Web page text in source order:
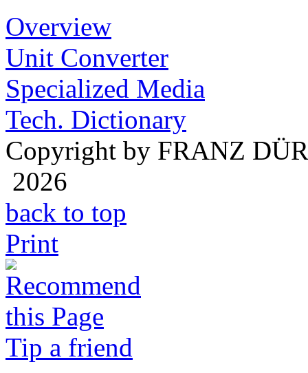
Overview
Unit Converter
Specialized Media
Tech. Dictionary
Copyright by FRANZ
2026
back to top
Print
Tip a friend